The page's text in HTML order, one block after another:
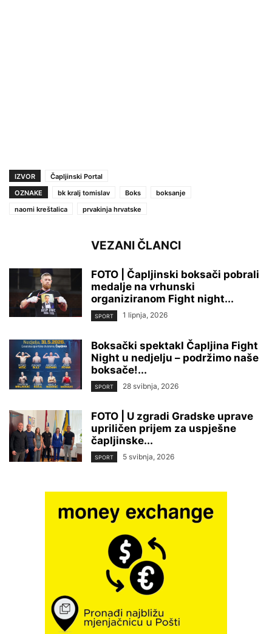
IZVOR
Čapljinski Portal
OZNAKE
bk kralj tomislav Boks
boksanje
naomi kreštalica
prvakinja hrvatske
VEZANI ČLANCI
FOTO | Čapljinski boksači pobrali
medalje na vrhunski
organiziranom Fight night...
SPORT 1 lipnja, 2026
Boksački spektakl Čapljina Fight
Night u nedjelju – podržimo naše
boksače!...
SPORT 28 svibnja, 2026
FOTO | U zgradi Gradske uprave
upriličen prijem za uspješne
čapljinske...
SPORT 5 svibnja, 2026